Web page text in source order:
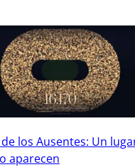
los Ausentes: Un
aparecen